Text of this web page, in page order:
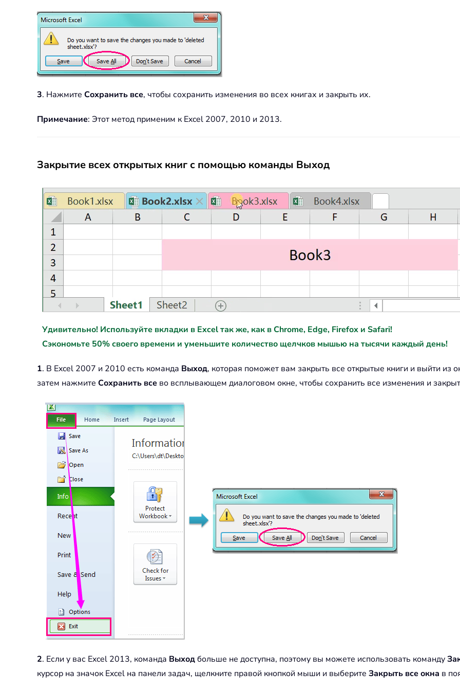
3. Нажмите Сохранить все, чтобы сохранить изменения во всех книгах и закрыть их.
Примечание: Этот метод применим к Excel 2007, 2010 и 2013.
Закрытие всех открытых книг с помощью команды Выход
Удивительно! Используйте вкладки в Excel так же, как в Chrome, Edge, Firefox и Safari!
Сэкономьте 50% своего времени и уменьшите количество щелчков мышью на тысячи каждый день!
1. В Excel 2007 и 2010 есть команда Выход, которая поможет вам закрыть все открытые книги и выйти из
затем нажмите Сохранить все во всплывающем диалоговом окне, чтобы сохранить все изменения и
2. Если у вас Excel 2013, команда Выходбольше не доступна, поэтому вы можете использовать команду
курсор на значок Excel на панели задач, щелкните правой кнопкой мыши и выберите Закрыть все окна в